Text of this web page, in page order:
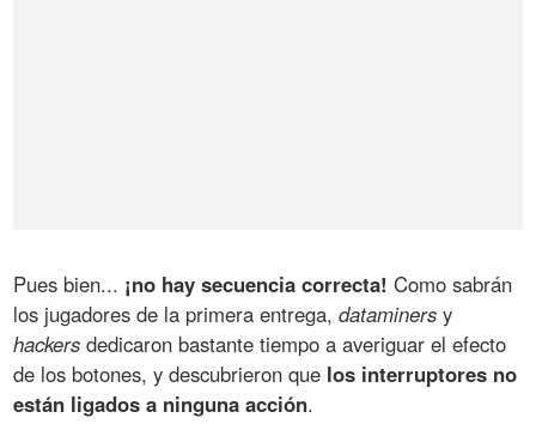
Pues bien... ¡no hay secuencia correcta! Como sabrán
los jugadores de la primera entrega,dataminers y
hackers dedicaron bastante tiempo a averiguar el efecto
de los botones, y descubrieron que los interruptores no
están ligados a ninguna acción.